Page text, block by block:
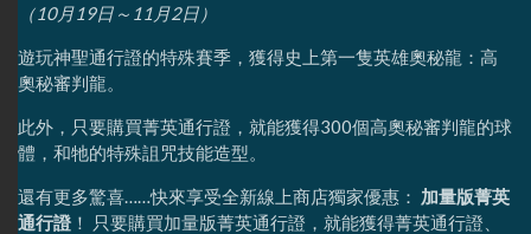
（10月19日～11月2日）
遊玩神聖通行證的特殊賽季，獲得史上第一隻英雄奧秘龍：高
奧秘審判龍。
此外，只要購買菁英通行證，就能獲得300個高奧秘審判龍的球
體，和牠的特殊詛咒技能造型。
還有更多驚喜……快來享受全新線上商店獨家優惠： 加量版菁英
通行證 ！ 只要購買加量版菁英通行證，就能獲得菁英通行證、